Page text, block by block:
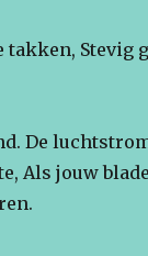
takken, Stevig
De
Als jouw